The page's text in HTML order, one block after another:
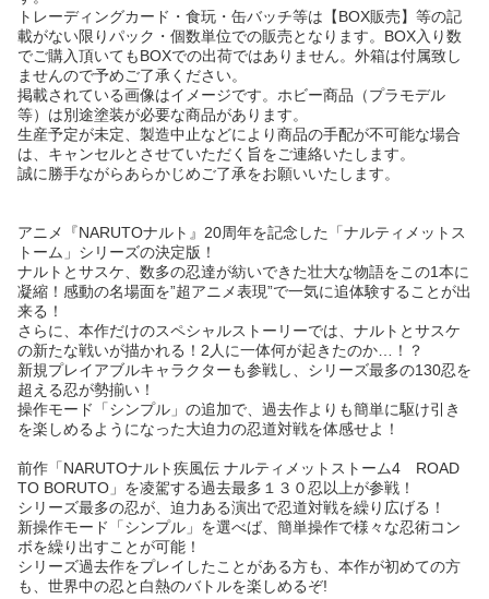
トレーディングカード・食玩・缶バッチ等は【BOX販売】等の記
載がない限りパック・個数単位での販売となります。BOX入り数
でご購入頂いてもBOXでの出荷ではありません。外箱は付属致し
ませんので予めご了承ください。
掲載されている画像はイメージです。ホビー商品（プラモデル
等）は別途塗装が必要な商品があります。
生産予定が未定、製造中止などにより商品の手配が不可能な場合
は、キャンセルとさせていただく旨をご連絡いたします。
誠に勝手ながらあらかじめご了承をお願いいたします。
アニメ『NARUTOナルト』20周年を記念した「ナルティメットス
トーム」シリーズの決定版！
ナルトとサスケ、数多の忍達が紡いできた壮大な物語をこの1本に
凝縮！感動の名場面を”超アニメ表現”で一気に追体験することが出
来る！
さらに、本作だけのスペシャルストーリーでは、ナルトとサスケ
の新たな戦いが描かれる！2人に一体何が起きたのか…！？
新規プレイアブルキャラクターも参戦し、シリーズ最多の130忍を
超える忍が勢揃い！
操作モード「シンプル」の追加で、過去作よりも簡単に駆け引き
を楽しめるようになった大迫力の忍道対戦を体感せよ！
前作「NARUTOナルト疾風伝 ナルティメットストーム4 ROAD
TO BORUTO」を凌駕する過去最多１３０忍以上が参戦！
シリーズ最多の忍が、迫力ある演出で忍道対戦を繰り広げる！
新操作モード「シンプル」を選べば、簡単操作で様々な忍術コン
ボを繰り出すことが可能！
シリーズ過去作をプレイしたことがある方も、本作が初めての方
も、世界中の忍と白熱のバトルを楽しめるぞ!